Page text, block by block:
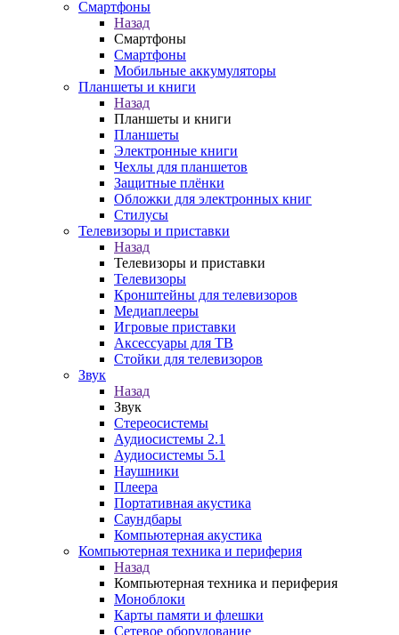
Смартфоны
Назад
Смартфоны
Смартфоны
Мобильные аккумуляторы
Планшеты и книги
Назад
Планшеты и книги
Планшеты
Электронные книги
Чехлы для планшетов
Защитные плёнки
Обложки для электронных книг
Стилусы
Телевизоры и приставки
Назад
Телевизоры и приставки
Телевизоры
Кронштейны для телевизоров
Медиаплееры
Игровые приставки
Аксессуары для ТВ
Стойки для телевизоров
Звук
Назад
Звук
Стереосистемы
Аудиосистемы 2.1
Аудиосистемы 5.1
Наушники
Плеера
Портативная акустика
Саундбары
Компьютерная акустика
Компьютерная техника и периферия
Назад
Компьютерная техника и периферия
Моноблоки
Карты памяти и флешки
Сетевое оборудование